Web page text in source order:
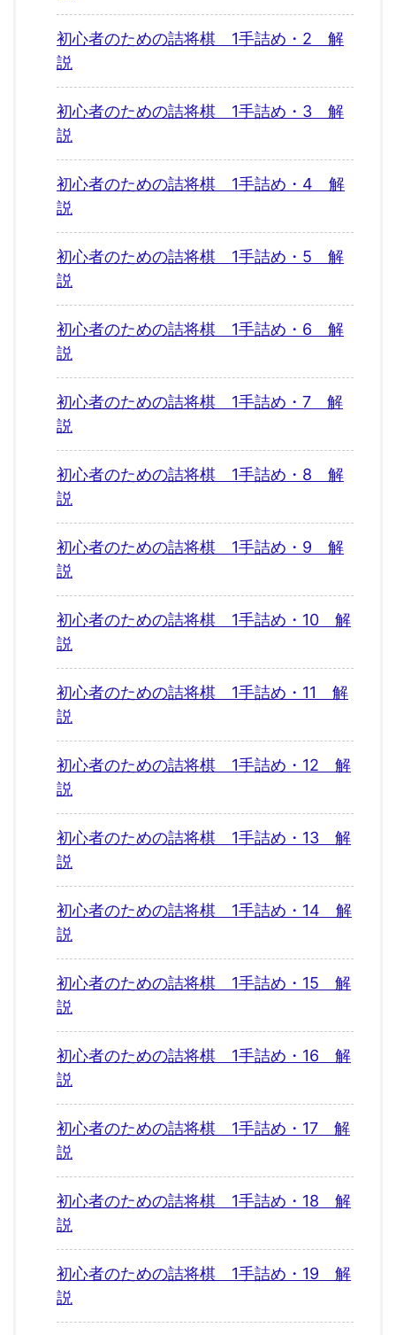
初心者のための詰将棋 1手詰め・2 解
説
初心者のための詰将棋 1手詰め・3 解
説
初心者のための詰将棋 1手詰め・4 解
説
初心者のための詰将棋 1手詰め・5 解
説
初心者のための詰将棋 1手詰め・6 解
説
初心者のための詰将棋 1手詰め・7 解
説
初心者のための詰将棋 1手詰め・8 解
説
初心者のための詰将棋 1手詰め・9 解
説
初心者のための詰将棋 1手詰め・10 解
説
初心者のための詰将棋 1手詰め・11 解
説
初心者のための詰将棋 1手詰め・12 解
説
初心者のための詰将棋 1手詰め・13 解
説
初心者のための詰将棋 1手詰め・14 解
説
初心者のための詰将棋 1手詰め・15 解
説
初心者のための詰将棋 1手詰め・16 解
説
初心者のための詰将棋 1手詰め・17 解
説
初心者のための詰将棋 1手詰め・18 解
説
初心者のための詰将棋 1手詰め・19 解
説